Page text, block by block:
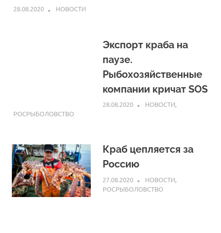
28.08.2020 ARPP
НОВОСТИ
Экспорт краба на
паузе.
Рыбохозяйственные
компании кричат SOS
28.08.2020 ARPP
НОВОСТИ,
РОСРЫБОЛОВСТВО
Краб цепляется за
Россию
27.08.2020 ARPP
НОВОСТИ,
РОСРЫБОЛОВСТВО